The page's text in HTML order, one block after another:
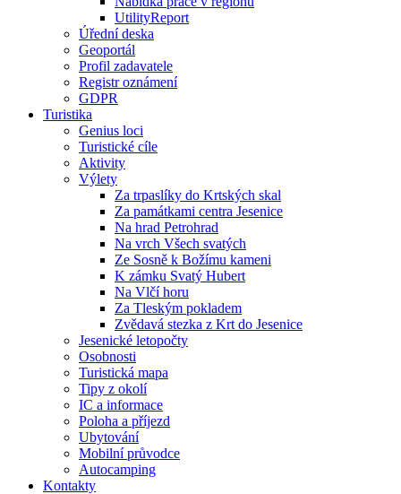
UtilityReport
Úřední deska
Geoportál
Profil zadavatele
Registr oznámení
GDPR
Turistika
Genius loci
Turistické cíle
Aktivity
Výlety
Za trpaslíky do Krtských skal
Za památkami centra Jesenice
Na hrad Petrohrad
Na vrch Všech svatých
Ze Sosně k Božímu kameni
K zámku Svatý Hubert
Na Vlčí horu
Za Tleským pokladem
Zvědavá stezka z Krt do Jesenice
Jesenické letopočty
Osobnosti
Turistická mapa
Tipy z okolí
IC a informace
Poloha a příjezd
Ubytování
Mobilní průvodce
Autocamping
Kontakty